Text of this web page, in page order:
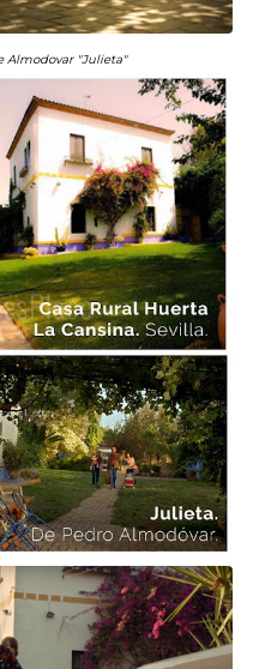
Almodovar "Julieta"